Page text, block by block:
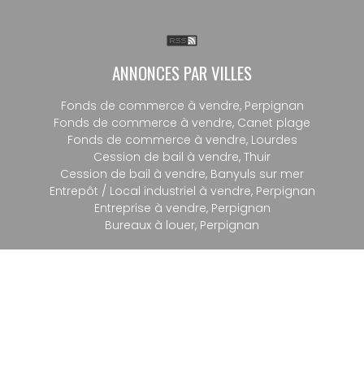
ANNONCES PAR VILLES
Fonds de commerce à vendre, Perpignan
Fonds de commerce à vendre, Canet plage
Fonds de commerce à vendre, Lourdes
Cession de bail à vendre, Thuir
Cession de bail à vendre, Banyuls sur mer
Entrepôt / Local industriel à vendre, Perpignan
Entreprise à vendre, Perpignan
Bureaux à louer, Perpignan